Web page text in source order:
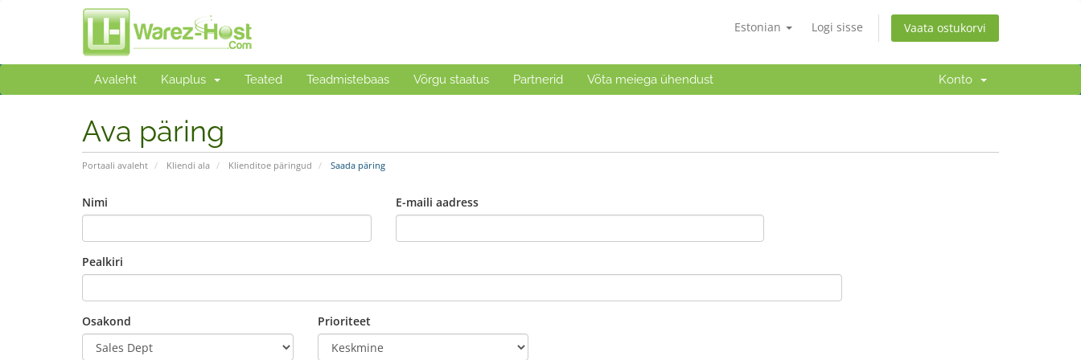
Estonian Logi sisse Vaata ostukorvi
Avaleht Kauplus Teated Teadmistebaas Võrgu staatus Partnerid Võta meiega ühendust Konto
Ava päring
Portaali avaleht Kliendi ala Klienditoe päringud Saada päring
Nimi E-maili aadress
Pealkiri
Osakond Prioriteet